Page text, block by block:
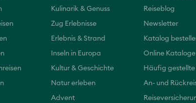
Kulinarik & Genuss
Zug Erlebnisse
Erlebnis & Strand
Inseln in Europa
Kultur & Geschichte
Natur erleben
Advent
Reiseblog
Newsletter
Katalog
Online Kataloge
Häufig gestellte
An- und